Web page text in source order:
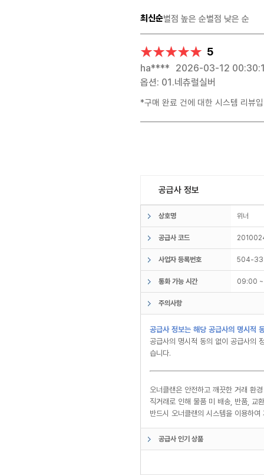
최신순별점 높은 순별점 낮은 순
★★★★★
★★★★★ 5
ha**** 2026-03-12
옵션: 01.네츄럴실버
*구매 완료 건에 대한 시스템 리뷰
공급사 정보
상호명 위너
공급사 코드
사업자 등록번호 504-
통화 가능 시간 09:00
주의사항
공급사 정보는 해당 공급사의 명시적
공급사의 명시적 동의 없이 공급사의
습니다.
오너클랜은 안전하고 깨끗한 거래 환
직거래로 인해 물품 미 배송, 반품, 교
반드시 오너클랜의 시스템을 이용하
공급사 인기 상품